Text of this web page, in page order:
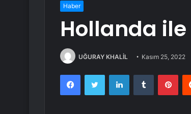
Haber
Hollanda
UĞURAY KHALİL Kasım 25, 2022
FacebookTwitter LinkedInTumblr